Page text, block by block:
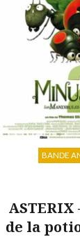
ASTERIX
de la
BANDE